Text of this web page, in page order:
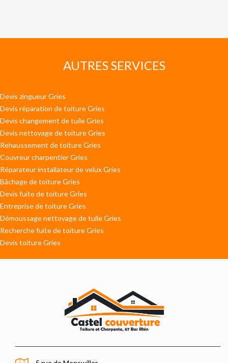
AUTRES SERVICES
Devis zingueur Gries
Devis réparation de toiture Gries
Devis changement de tuile Gries
Devis nettoyage de toiture Gries
Rehaussement de toiture Gries
Couvreur charpentier Gries
Réparateur installateur de velux Gries
Bâchage de toiture Gries
Devis fuite de toiture Gries
Entreprise de toiture Gries
Démoussage nettoyage de tuile Gries
Recherche fuite de toiture Gries
Devis toiture Gries